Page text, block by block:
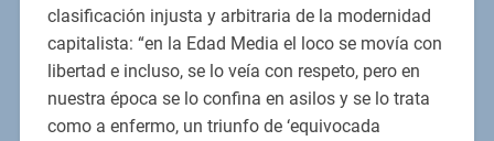
clasificación injusta y arbitraria de la modernidad
capitalista: “en la Edad Media el loco se movía con
libertad e incluso, se lo veía con respeto, pero en
nuestra época se lo confina en asilos y se lo trata
como a enfermo, un triunfo de ‘equivocada